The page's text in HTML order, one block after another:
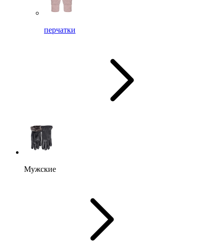
перчатки
Мужские